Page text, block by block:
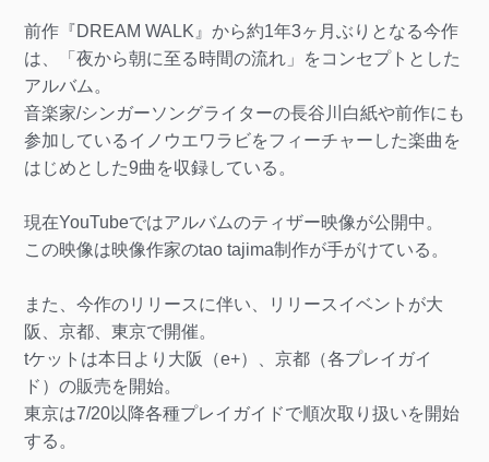
前作『DREAM WALK』から約1年3ヶ月ぶりとなる今作
は、「夜から朝に至る時間の流れ」をコンセプトとした
アルバム。
音楽家/シンガーソングライターの長谷川白紙や前作にも
参加しているイノウエワラビをフィーチャーした楽曲を
はじめとした9曲を収録している。
現在YouTubeではアルバムのティザー映像が公開中。
この映像は映像作家のtao tajima制作が手がけている。
また、今作のリリースに伴い、リリースイベントが大
阪、京都、東京で開催。
tケットは本日より大阪（e+）、京都（各プレイガイ
ド）の販売を開始。
東京は7/20以降各種プレイガイドで順次取り扱いを開始
する。